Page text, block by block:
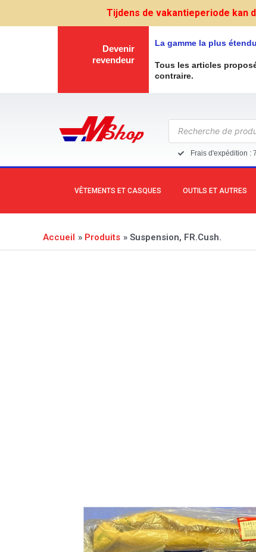
Tijdens de vakantieperiode kan
Devenir
revendeur
La gamme la plus
Tous les articles
contraire.
Recherche
de
produits
Frais d'expédition :
VÊTEMENTS ET CASQUES OUTILS ET AUTRES
Accueil Produits Suspension, FR.Cush.